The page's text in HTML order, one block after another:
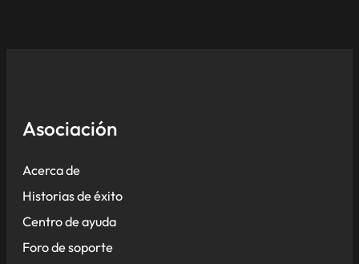
Asociación
Acerca de
Historias de éxito
Centro de ayuda
Foro de soporte